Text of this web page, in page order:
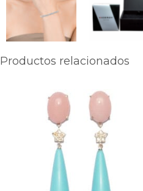
Productos relacionados